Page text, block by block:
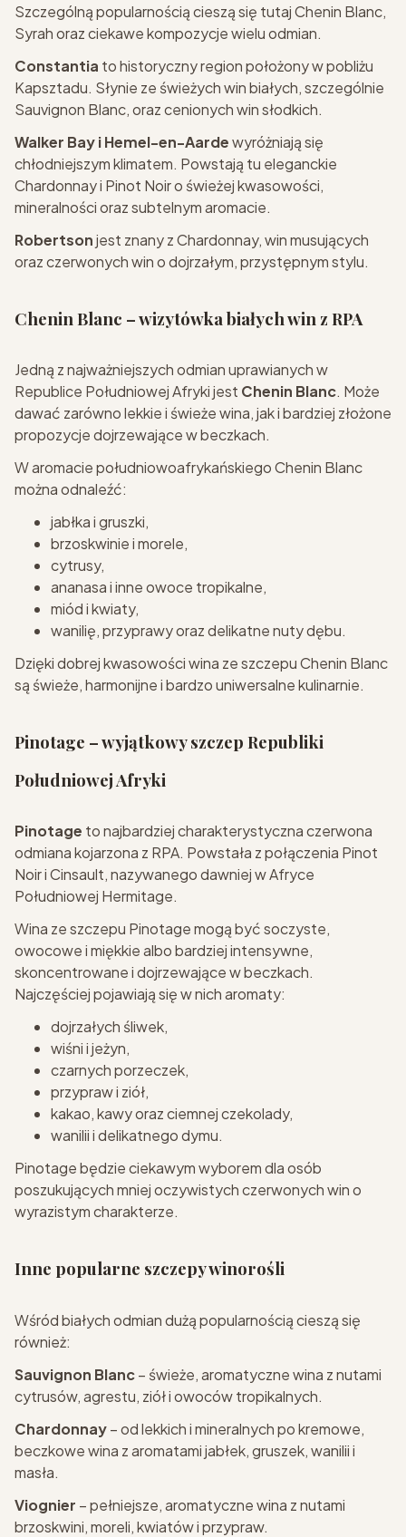
Szczególną popularnością cieszą się tutaj Chenin Blanc,
Syrah oraz ciekawe kompozycje wielu odmian.
Constantia to historyczny region położony w pobliżu
Kapsztadu. Słynie ze świeżych win białych, szczególnie
Sauvignon Blanc, oraz cenionych win słodkich.
Walker Bay i Hemel-en-Aardewyróżniają się
chłodniejszym klimatem. Powstają tu eleganckie
Chardonnay i Pinot Noir o świeżej kwasowości,
mineralności oraz subtelnym aromacie.
Robertsonjest znany z Chardonnay, win musujących
oraz czerwonych win o dojrzałym, przystępnym stylu.
Chenin Blanc – wizytówka białych win z RPA
Jedną z najważniejszych odmian uprawianych w
Republice Południowej Afryki jest Chenin Blanc. Może
dawać zarówno lekkie i świeże wina, jak i bardziej złożone
propozycje dojrzewające w beczkach.
W aromacie południowoafrykańskiego Chenin Blanc
można odnaleźć:
jabłka i gruszki,
brzoskwinie i morele,
cytrusy,
ananasa i inne owoce tropikalne,
miód i kwiaty,
wanilię, przyprawy oraz delikatne nuty dębu.
Dzięki dobrej kwasowości wina ze szczepu Chenin Blanc
są świeże, harmonijne i bardzo uniwersalne kulinarnie.
Pinotage – wyjątkowy szczep Republiki
Południowej Afryki
Pinotage to najbardziej charakterystyczna czerwona
odmiana kojarzona z RPA. Powstała z połączenia Pinot
Noir i Cinsault, nazywanego dawniej w Afryce
Południowej Hermitage.
Wina ze szczepu Pinotage mogą być soczyste,
owocowe i miękkie albo bardziej intensywne,
skoncentrowane i dojrzewające w beczkach.
Najczęściej pojawiają się w nich aromaty:
dojrzałych śliwek,
wiśni i jeżyn,
czarnych porzeczek,
przypraw i ziół,
kakao, kawy oraz ciemnej czekolady,
wanilii i delikatnego dymu.
Pinotage będzie ciekawym wyborem dla osób
poszukujących mniej oczywistych czerwonych win o
wyrazistym charakterze.
Inne popularne szczepy winorośli
Wśród białych odmian dużą popularnością cieszą się
również:
Sauvignon Blanc– świeże, aromatyczne wina z nutami
cytrusów, agrestu, ziół i owoców tropikalnych.
Chardonnay– od lekkich i mineralnych po kremowe,
beczkowe wina z aromatami jabłek, gruszek, wanilii i
masła.
Viognier – pełniejsze, aromatyczne wina z nutami
brzoskwini, moreli, kwiatów i przypraw.